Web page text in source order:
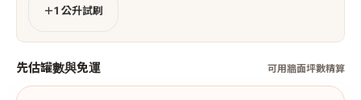
＋1 公升試刷
先估罐數與免運 可用牆面坪數精算